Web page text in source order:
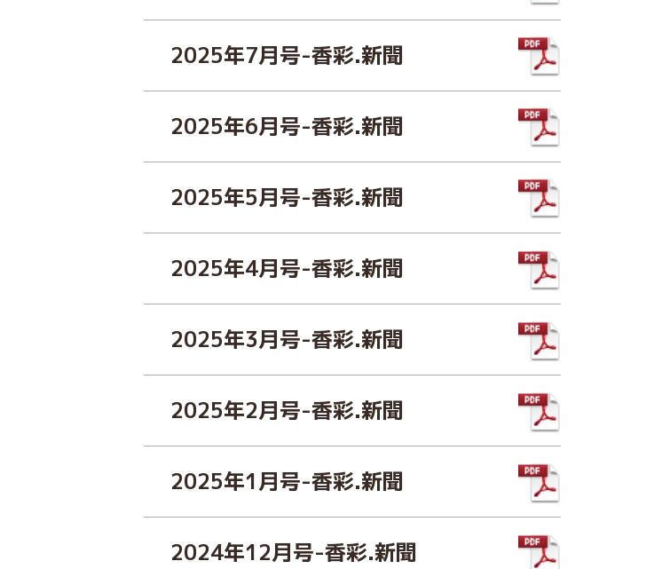
2025年7月号-香彩.新聞
2025年6月号-香彩.新聞
2025年5月号-香彩.新聞
2025年4月号-香彩.新聞
2025年3月号-香彩.新聞
2025年2月号-香彩.新聞
2025年1月号-香彩.新聞
2024年12月号-香彩.新聞